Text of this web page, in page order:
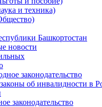
и техника)
Башкортостан
новости
законодательство
об инвалидности в
законодательство